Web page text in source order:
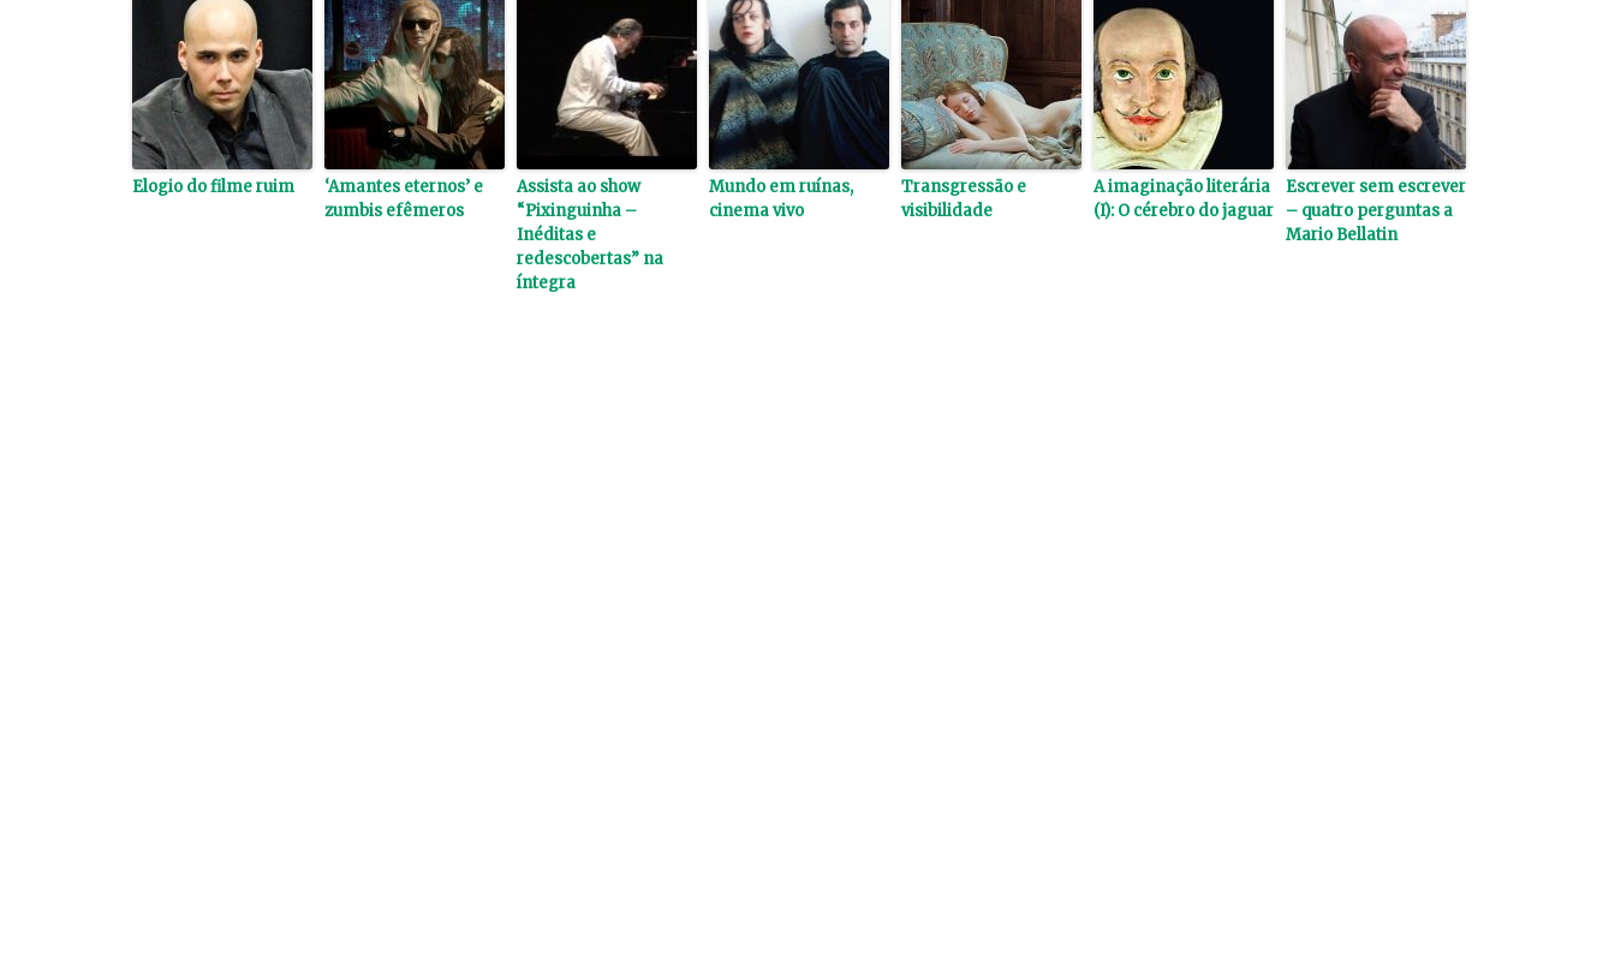
Elogio do filme ruim
‘Amantes eternos’ e
zumbis efêmeros
Assista ao show
“Pixinguinha –
Inéditas e
redescobertas” na
íntegra
Mundo em ruínas,
cinema vivo
Transgressão e
visibilidade
A imaginação literária
(I): O cérebro do jaguar
Escrever sem escrever
– quatro perguntas a
Mario Bellatin